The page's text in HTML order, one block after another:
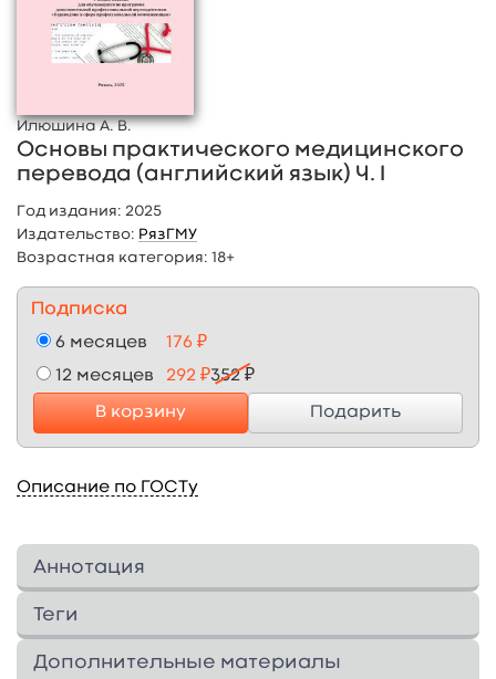
Илюшина А. В.
Основы практического медицинского
перевода (английский язык) Ч. I
Год издания: 2025
Издательство: РязГМУ
Возрастная категория: 18+
Подписка
6 месяцев 176 ₽
12 месяцев 292 ₽352 ₽
В корзину Подарить
Описание по ГОСТу
Аннотация
Учебное пособие по основам практического
медицинского перевода с английского языка
на русский и с русского на английский
Теги
Дополнительные материалы